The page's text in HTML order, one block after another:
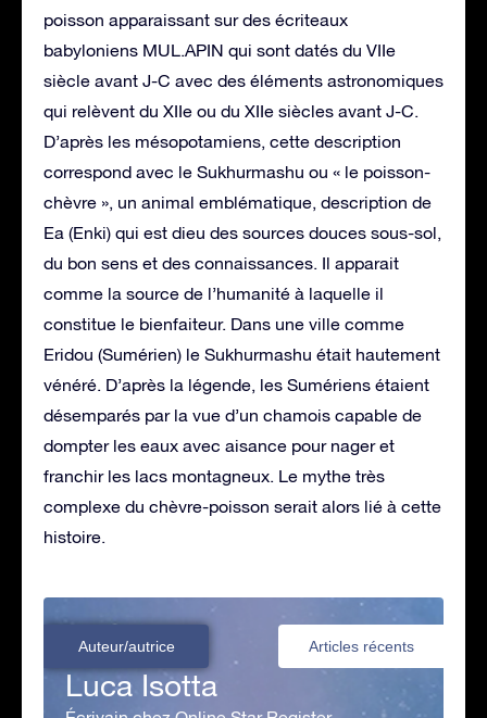
poisson apparaissant sur des écriteaux
babyloniens MUL.APIN qui sont datés du VIIe
siècle avant J-C avec des éléments astronomiques
qui relèvent du XIIe ou du XIIe siècles avant J-C.
D’après les mésopotamiens, cette description
correspond avec le Sukhurmashu ou « le poisson-
chèvre », un animal emblématique, description de
Ea (Enki) qui est dieu des sources douces sous-sol,
du bon sens et des connaissances. Il apparait
comme la source de l’humanité à laquelle il
constitue le bienfaiteur. Dans une ville comme
Eridou (Sumérien) le Sukhurmashu était hautement
vénéré. D’après la légende, les Sumériens étaient
désemparés par la vue d’un chamois capable de
dompter les eaux avec aisance pour nager et
franchir les lacs montagneux. Le mythe très
complexe du chèvre-poisson serait alors lié à cette
histoire.
Auteur/autrice Articles récents
Luca Isotta